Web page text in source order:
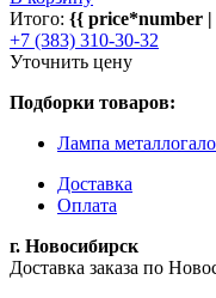
Итого: {{ price*number |
+7 (383) 310-30-32
Уточнить цену
Подборки товаров:
Лампа
Доставка
Оплата
г. Новосибирск
Доставка заказа по